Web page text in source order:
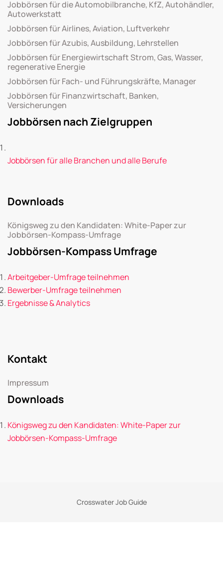
Jobbörsen für die Automobilbranche, KfZ, Autohändler,
Autowerkstatt
Jobbörsen für Airlines, Aviation, Luftverkehr
Jobbörsen für Azubis, Ausbildung, Lehrstellen
Jobbörsen für Energiewirtschaft Strom, Gas, Wasser,
regenerative Energie
Jobbörsen für Fach- und Führungskräfte, Manager
Jobbörsen für Finanzwirtschaft, Banken,
Versicherungen
Jobbörsen nach Zielgruppen
Jobbörsen für alle Branchen und alle Berufe
Downloads
Königsweg zu den Kandidaten: White-Paper zur
Jobbörsen-Kompass-Umfrage
Jobbörsen-Kompass Umfrage
Arbeitgeber-Umfrage teilnehmen
Bewerber-Umfrage teilnehmen
Ergebnisse & Analytics
Kontakt
Impressum
Downloads
Königsweg zu den Kandidaten: White-Paper zur
Jobbörsen-Kompass-Umfrage
Crosswater Job Guide